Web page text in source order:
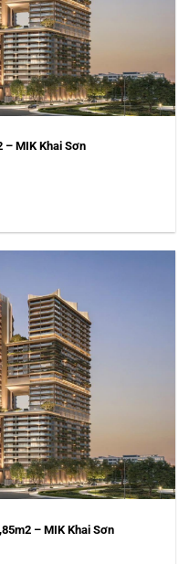
– MIK Khai Sơn
– MIK Khai Sơn